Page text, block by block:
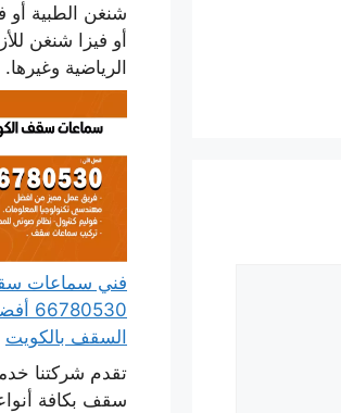
شنغن الطبية أو
أو فيزا شنغن
الرياضية
فني سماعات
السقف بالكويت
تقدم شركتنا
سقف بكافة